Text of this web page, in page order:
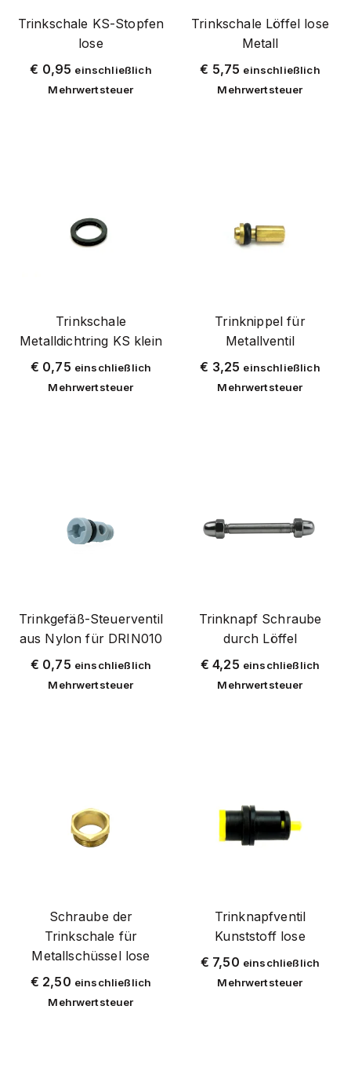
drucksprühgerät
ausgezeichnetes pferd
ferro matic
ziege drencher
enthornung
pumpen und wasserhähne
schermaschinen
euterhaarbrenner
viehbürste
erlöser für rinder
point of sale
shop
stall und hof
schweinen
Rindfleisch
Trinkschale KS-Stopfen
lose
€ 0,95 einschließlich
Mehrwertsteuer
Trinkschale Löffel lose
Metall
€ 5,75 einschließlich
Mehrwertsteuer
Trinkschale
Metalldichtring KS klein
€ 0,75 einschließlich
Mehrwertsteuer
Trinknippel für
Metallventil
€ 3,25 einschließlich
Mehrwertsteuer
Trinkgefäß-Steuerventil
aus Nylon für DRIN010
€ 0,75 einschließlich
Mehrwertsteuer
Trinknapf Schraube
durch Löffel
€ 4,25 einschließlich
Mehrwertsteuer
Schraube der
Trinkschale für
Metallschüssel lose
€ 2,50 einschließlich
Mehrwertsteuer
Trinknapfventil
Kunststoff lose
€ 7,50 einschließlich
Mehrwertsteuer